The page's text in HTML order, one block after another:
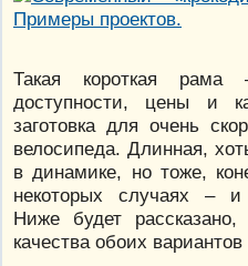
Такая короткая
доступности, цены и
заготовка для очень
велосипеда. Длинная,
в динамике, но тоже,
некоторых случаях – и
Ниже будет
качества обоих